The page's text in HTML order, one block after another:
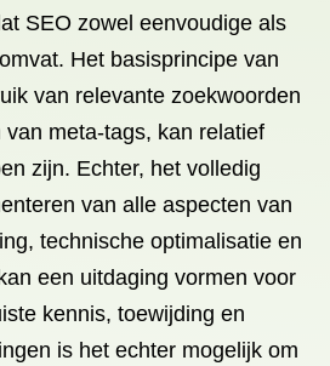
SEO zowel eenvoudige als
Het basisprincipe van
van relevante zoekwoorden
meta-tags, kan relatief
zijn. Echter, het volledig
van alle aspecten van
technische optimalisatie en
een uitdaging vormen voor
kennis, toewijding en
is het echter mogelijk om